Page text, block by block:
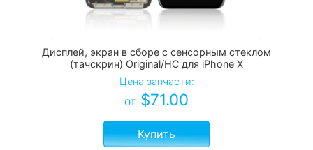
Дисплей, экран в сборе с сенсорным стеклом
(тачскрин) Original/HC для iPhone X
Цена запчасти:
от $71.00
Купить